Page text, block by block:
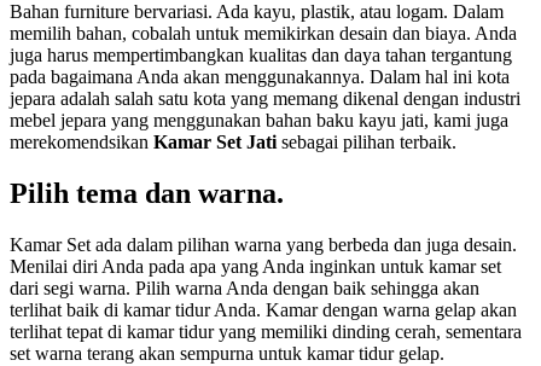
Bahan furniture bervariasi. Ada kayu, plastik, atau logam. Dalam
memilih bahan, cobalah untuk memikirkan desain dan biaya. Anda
juga harus mempertimbangkan kualitas dan daya tahan tergantung
pada bagaimana Anda akan menggunakannya. Dalam hal ini kota
jepara adalah salah satu kota yang memang dikenal dengan industri
mebel jepara yang menggunakan bahan baku kayu jati, kami juga
merekomendsikan Kamar Set Jatisebagai pilihan terbaik.
Pilih tema dan warna.
Kamar Set ada dalam pilihan warna yang berbeda dan juga desain.
Menilai diri Anda pada apa yang Anda inginkan untuk kamar set
dari segi warna. Pilih warna Anda dengan baik sehingga akan
terlihat baik di kamar tidur Anda. Kamar dengan warna gelap akan
terlihat tepat di kamar tidur yang memiliki dinding cerah, sementara
set warna terang akan sempurna untuk kamar tidur gelap.